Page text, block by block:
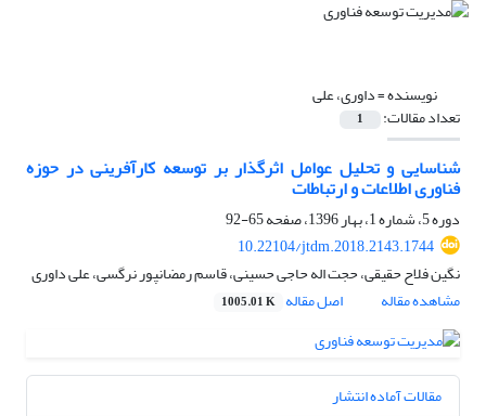
نویسنده =داوری، علی
تعداد مقالات: 1
شناسایی و تحلیل عوامل اثرگذار بر توسعه کارآفرینی در حوزه
فناوری اطلاعات و ارتباطات
دوره 5، شماره 1، بهار 1396، صفحه
65-92
10.22104/jtdm.2018.2143.1744
نگین فلاح حقیقی، حجت اله حاجی حسینی، قاسم رمضانپور نرگسی، علی داوری
مشاهده مقاله
اصل مقاله 1005.01 K
مقالات آماده انتشار